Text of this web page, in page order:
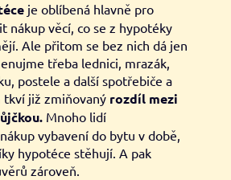
je oblíbená hlavně pro
nákup věcí, co se z hypotéky
Ale přitom se bez nich dá jen
třeba lednici, mrazák,
postele a další spotřebiče a
již zmiňovaný rozdíl mezi
Mnoho lidí
vybavení do bytu v době,
hypotéce stěhují. A pak
zároveň.